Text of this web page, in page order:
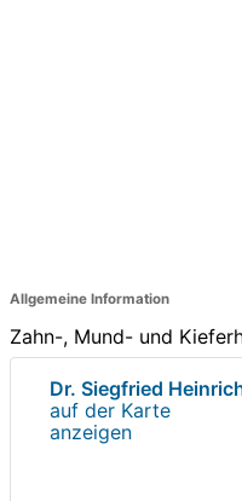
Allgemeine Information
Zahn-, Mund- und
Dr. Siegfried
auf der Karte
anzeigen